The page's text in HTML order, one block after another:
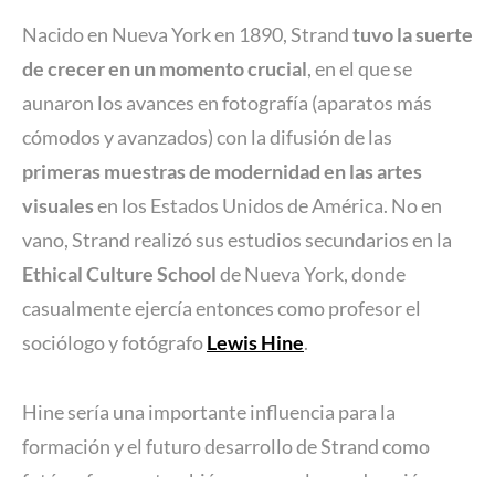
Nacido en Nueva York en 1890, Strandtuvo la suerte
de crecer en un momento crucial, en el que se
aunaron los avances en fotografía (aparatos más
cómodos y avanzados) con la difusión de las
primeras muestras de modernidad en las artes
visualesen los Estados Unidos de América. No en
vano, Strand realizó sus estudios secundarios en la
Ethical Culture Schoolde Nueva York, donde
casualmente ejercía entonces como profesor el
sociólogo y fotógrafoLewis Hine.
Hine sería una importante influencia para la
formación y el futuro desarrollo de Strand como